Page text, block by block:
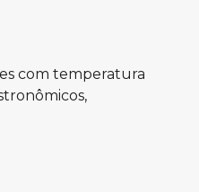
com temperatura